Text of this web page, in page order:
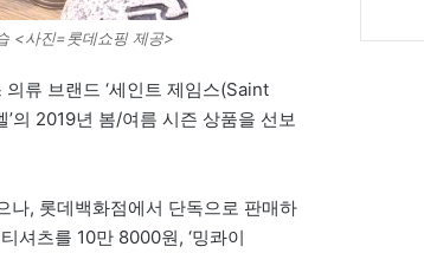
<사진=롯데쇼핑 제공>
류 브랜드 ‘세인트 제임스(Saint
의 2019년 봄/여름 시즌 상품을 선보
나, 롯데백화점에서 단독으로 판매하
셔츠를 10만 8000원, ‘밍콰이